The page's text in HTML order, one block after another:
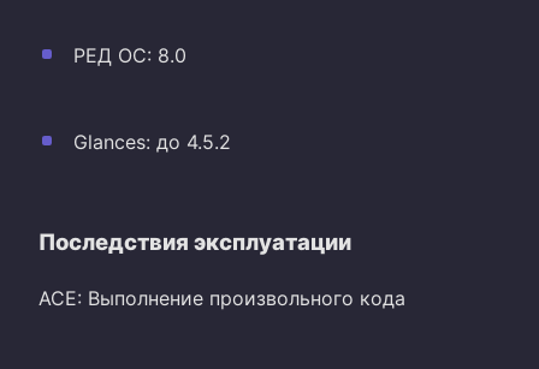
РЕД ОС: 8.0
Glances: до 4.5.2
Последствия эксплуатации
ACE: Выполнение произвольного кода